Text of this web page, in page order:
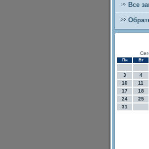
Все
Пн Вт
3
4
10
11
17
18
24
25
31